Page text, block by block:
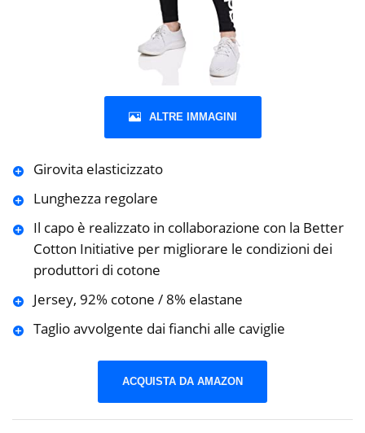
ALTRE IMMAGINI
Girovita elasticizzato
Lunghezza regolare
Il capo è realizzato in collaborazione con la Better
Cotton Initiative per migliorare le condizioni dei
produttori di cotone
Jersey, 92% cotone / 8% elastane
Taglio avvolgente dai fianchi alle caviglie
ACQUISTA DA AMAZON